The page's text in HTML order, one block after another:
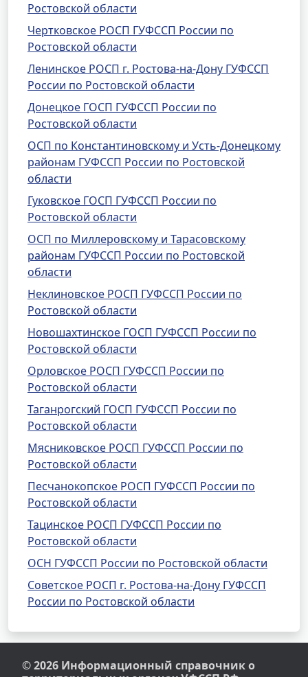
Ростовской области
Чертковское РОСП ГУФССП России по
Ростовской области
Ленинское РОСП г. Ростова-на-Дону ГУФССП
России по Ростовской области
Донецкое ГОСП ГУФССП России по
Ростовской области
ОСП по Константиновскому и Усть-Донецкому
районам ГУФССП России по Ростовской
области
Гуковское ГОСП ГУФССП России по
Ростовской области
ОСП по Миллеровскому и Тарасовскому
районам ГУФССП России по Ростовской
области
Неклиновское РОСП ГУФССП России по
Ростовской области
Новошахтинское ГОСП ГУФССП России по
Ростовской области
Орловское РОСП ГУФССП России по
Ростовской области
Таганрогский ГОСП ГУФССП России по
Ростовской области
Мясниковское РОСП ГУФССП России по
Ростовской области
Песчанокопское РОСП ГУФССП России по
Ростовской области
Тацинское РОСП ГУФССП России по
Ростовской области
ОСН ГУФССП России по Ростовской области
Советское РОСП г. Ростова-на-Дону ГУФССП
России по Ростовской области
© 2026 Информационный справочник о